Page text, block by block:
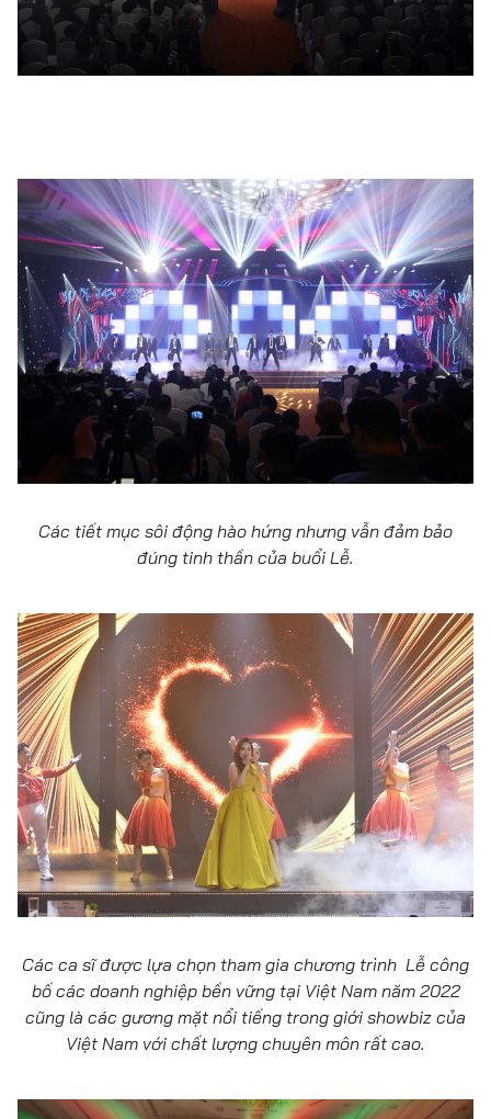
Các tiết mục sôi động hào hứng nhưng vẫn đảm bảo
đúng tinh thần của buổi Lễ.
Các ca sĩ được lựa chọn tham gia chương trình Lễ công
bố các doanh nghiệp bền vững tại Việt Nam năm 2022
cũng là các gương mặt nổi tiếng trong giới showbiz của
Việt Nam với chất lượng chuyên môn rất cao.